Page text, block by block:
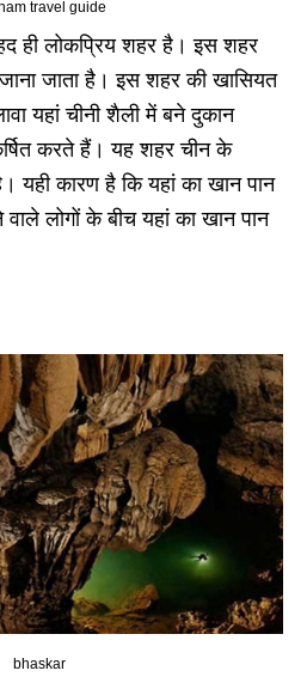
travel guide
ही लोकप्रिय शहर है। इस शहर
जाता है। इस शहर की खासियत
यहां चीनी शैली में बने दुकान
करते हैं। यह शहर चीन के
यही कारण है कि यहां का खान पान
लोगों के बीच यहां का खान पान
bhaskar